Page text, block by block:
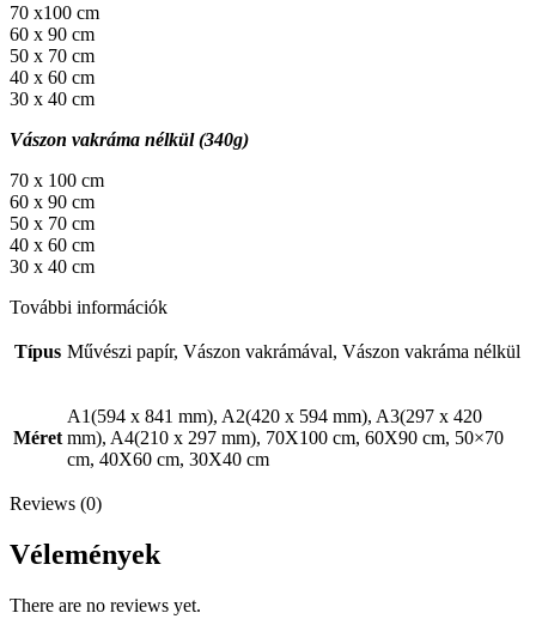
70 x100 cm
60 x 90 cm
50 x 70 cm
40 x 60 cm
30 x 40 cm
Vászon vakráma nélkül (340g)
70 x 100 cm
60 x 90 cm
50 x 70 cm
40 x 60 cm
30 x 40 cm
További információk
Típus Művészi papír, Vászon vakrámával, Vászon vakráma nélkül
Méret
A1(594 x 841 mm), A2(420 x 594 mm), A3(297 x 420
mm), A4(210 x 297 mm), 70X100 cm, 60X90 cm, 50×70
cm, 40X60 cm, 30X40 cm
Reviews (0)
Vélemények
There are no reviews yet.